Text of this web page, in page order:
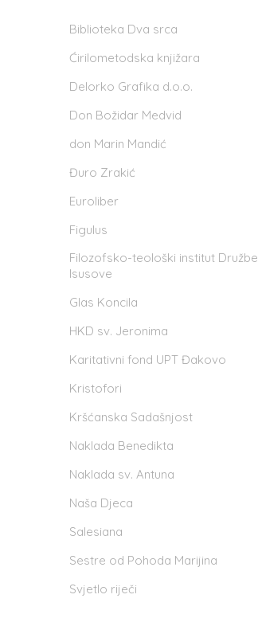
Biblioteka Dva srca
Ćirilometodska knjižara
Delorko Grafika d.o.o.
Don Božidar Medvid
don Marin Mandić
Đuro Zrakić
Euroliber
Figulus
Filozofsko-teološki institut Družbe
Isusove
Glas Koncila
HKD sv. Jeronima
Karitativni fond UPT Đakovo
Kristofori
Kršćanska Sadašnjost
Naklada Benedikta
Naklada sv. Antuna
Naša Djeca
Salesiana
Sestre od Pohoda Marijina
Svjetlo riječi